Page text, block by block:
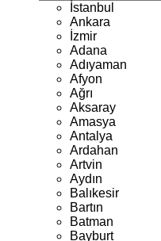
İstanbul
Ankara
İzmir
Adana
Adıyaman
Afyon
Ağrı
Aksaray
Amasya
Antalya
Ardahan
Artvin
Aydın
Balıkesir
Bartın
Batman
Bayburt